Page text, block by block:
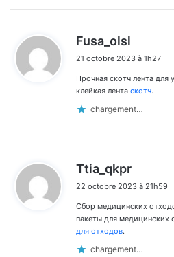
Fusa_olsl
t
:
21 octobre 2023 à 1h27
Прочная скотч лента для
клейкая лента скотч.
chargement…
Ttia_qkpr
t
:
22 octobre 2023 à 21h59
Сбор медицинских
пакеты для медицинских
для отходов.
chargement…